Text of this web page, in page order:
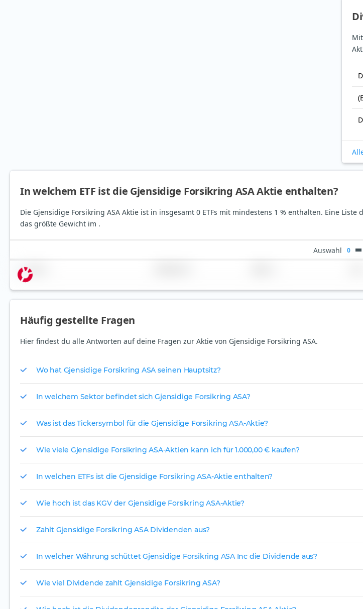
In welchem ETF ist die Gjensidige Forsikring ASA Aktie enthalten?
Die Gjensidige Forsikring ASA Aktie ist in insgesamt 0 ETFs mit mindestens 1 % enthalten. Eine
das größte Gewicht im .
Auswahl 0
Name
Häufig gestellte Fragen
Hier findest du alle Antworten auf deine Fragen zur Aktie von Gjensidige Forsikring ASA.
Wo hat Gjensidige Forsikring ASA seinen Hauptsitz?
In welchem Sektor befindet sich Gjensidige Forsikring ASA?
Was ist das Tickersymbol für die Gjensidige Forsikring ASA-Aktie?
Wie viele Gjensidige Forsikring ASA-Aktien kann ich für 1.000,00 € kaufen?
In welchen ETFs ist die Gjensidige Forsikring ASA-Aktie enthalten?
Wie hoch ist das KGV der Gjensidige Forsikring ASA-Aktie?
Zahlt Gjensidige Forsikring ASA Dividenden aus?
In welcher Währung schüttet Gjensidige Forsikring ASA Inc die Dividende aus?
Wie viel Dividende zahlt Gjensidige Forsikring ASA?